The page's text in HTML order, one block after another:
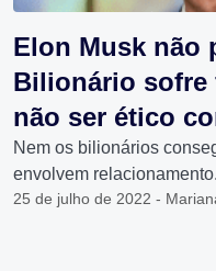
Elon Musk não
Bilionário sofre
não ser ético
Nem os bilionários
envolvem
25 de julho de 2022 -